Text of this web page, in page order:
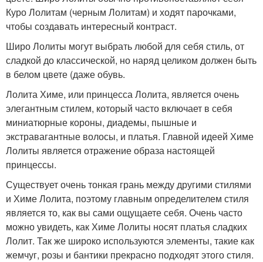
Куро Лолитам (черным Лолитам) и ходят парочками,
чтобы создавать интересный контраст.
Широ Лолиты могут выбрать любой для себя стиль, от
сладкой до классической, но наряд целиком должен быть
в белом цвете (даже обувь.
Лолита Химе, или принцесса Лолита, является очень
элегантным стилем, который часто включает в себя
миниатюрные короны, диадемы, пышные и
экстравагантные волосы, и платья. Главной идеей Химе
Лолиты является отражение образа настоящей
принцессы.
Существует очень тонкая грань между другими стилями
и Химе Лолита, поэтому главным определителем стиля
является то, как вы сами ощущаете себя. Очень часто
можно увидеть, как Химе Лолиты носят платья сладких
Лолит. Так же широко используются элементы, такие как
жемчуг, розы и бантики прекрасно подходят этого стиля.